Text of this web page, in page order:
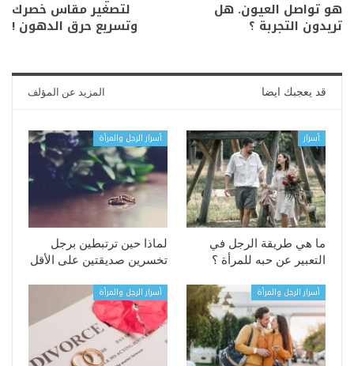
هو تواصل العيون. هل
تريدون التجربة ؟
لتصغير مقاس خصرك
وتسريع حرق الدهون !
قد يعجبك ايضا المزيد عن المؤلف
أسرار
ما هي طريقة الرجل في
التعبير عن حبه للمرأة ؟
أسرار الرجل والمرأة
لماذا حين ترتبطين برجل
تخسرين صديقتين على الأقل
أسرار الرجل والمرأة أسرار الرجل والمرأة